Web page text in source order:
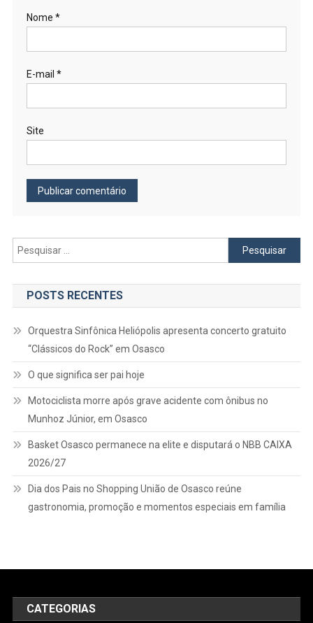
Nome *
E-mail *
Site
Pesquisar
por:
POSTS RECENTES
Orquestra Sinfônica Heliópolis apresenta concerto gratuito
“Clássicos do Rock” em Osasco
O que significa ser pai hoje
Motociclista morre após grave acidente com ônibus no
Munhoz Júnior, em Osasco
Basket Osasco permanece na elite e disputará o NBB CAIXA
2026/27
Dia dos Pais no Shopping União de Osasco reúne
gastronomia, promoção e momentos especiais em família
CATEGORIAS